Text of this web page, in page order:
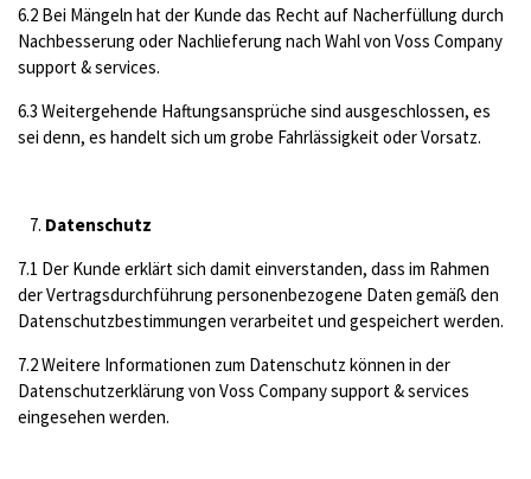
6.2 Bei Mängeln hat der Kunde das Recht auf Nacherfüllung durch
Nachbesserung oder Nachlieferung nach Wahl von Voss Company
support & services.
6.3 Weitergehende Haftungsansprüche sind ausgeschlossen, es
sei denn, es handelt sich um grobe Fahrlässigkeit oder Vorsatz.
Datenschutz
7.1 Der Kunde erklärt sich damit einverstanden, dass im Rahmen
der Vertragsdurchführung personenbezogene Daten gemäß den
Datenschutzbestimmungen verarbeitet und gespeichert werden.
7.2 Weitere Informationen zum Datenschutz können in der
Datenschutzerklärung von Voss Company support & services
eingesehen werden.